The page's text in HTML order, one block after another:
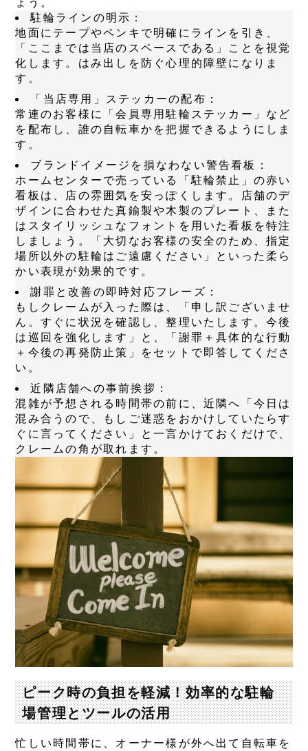
ょう。
駐輪ラインの明示：
地面にテープやペンキで明確にラインを引き、
「ここまでは当店のスペースである」ことを視覚
化します。はみ出しを防ぐ心理的障壁になりま
す。
「当店専用」ステッカーの配布：
常連のお客様に「会員専用駐輪ステッカー」など
を配布し、誰の自転車かを把握できるようにしま
す。
ブランドイメージを損なわない警告看板：
ホームセンターで売っている「駐輪禁止」の赤い
看板は、店の雰囲気を安っぽくします。店舗のデ
ザインに合わせた真鍮製や木製のプレート、また
はスタイリッシュなフォントを用いた看板を特注
しましょう。「大切なお客様の安全のため、指定
場所以外の駐輪はご遠慮ください」といった柔ら
かい表現が効果的です。
謝罪と改善の即時対応フレーズ：
もしクレームが入った際は、「申し訳ございませ
ん。すぐに状況を確認し、整理いたします。今後
は巡回を強化します」と、
「謝罪＋具体的な行動
＋今後の再発防止策」
をセットで即答してくださ
い。
近隣店舗への事前挨拶：
混雑が予想される時間帯の前に、近隣へ「今日は
混み合うので、もしご迷惑をおかけしていたらす
ぐに言ってください」と一言かけておくだけで、
クレームの角が取れます。
ピーク時の負担を軽減！効率的な駐輪
場管理とツールの活用
忙しい時間帯に、オーナー様が外へ出て自転車を